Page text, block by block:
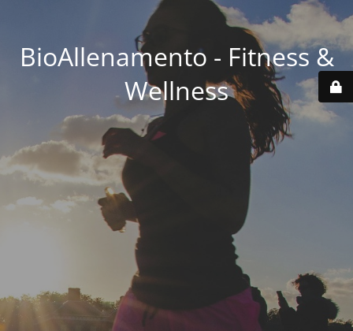
BioAllenamento - Fitness &
Wellness